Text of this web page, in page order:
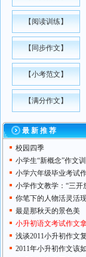
【 阅读训练】
【 同步作文 】
【小考范文 】
【满分作文 】
最 新 推 荐
校园四季
小学生“新概念”作文
小学六年级毕业考试
小学作文教学：“三
你笔下的人物活灵活
最是那秋天的景色美
小升初语文考试作文
浅谈2011小升初作文
2011年小升初作文该